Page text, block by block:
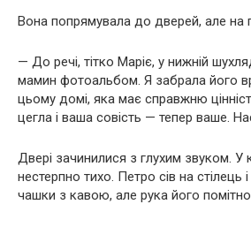
Вона попрямувала до дверей, але на
— До речі, тітко Маріє, у нижній
мамин фотоальбом. Я забрала його
цьому домі, яка має справжню
цегла і ваша совість — тепер ваше.
Двері зачинилися з глухим звуком. У
нестерпно тихо. Петро сів на стілець
чашки з кавою, але рука його помітно